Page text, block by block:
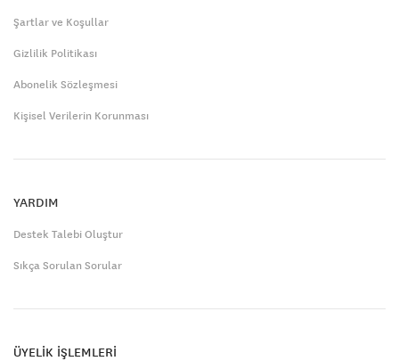
Şartlar ve Koşullar
Gizlilik Politikası
Abonelik Sözleşmesi
Kişisel Verilerin Korunması
YARDIM
Destek Talebi Oluştur
Sıkça Sorulan Sorular
ÜYELİK İŞLEMLERİ